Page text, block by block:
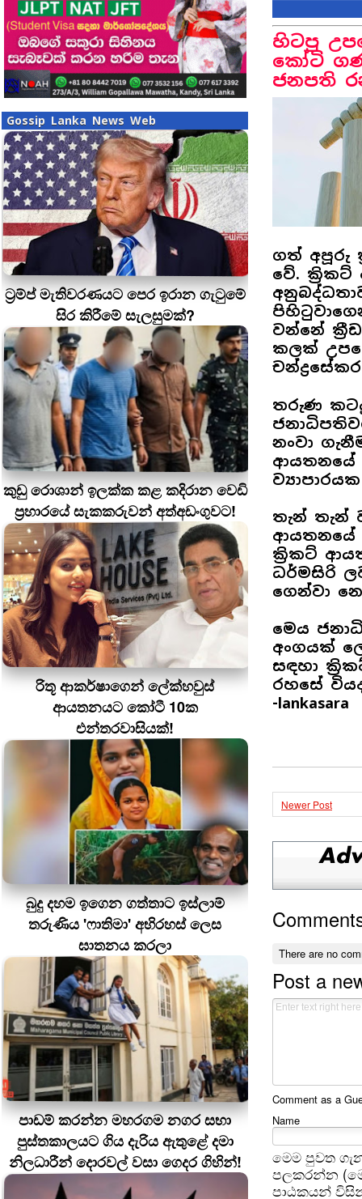
Gossip Lanka News Web
ට්‍රම්ප් මැතිවරණයට පෙර ඉරාන ගැටුමේ
සිර කිරීමේ සැලසුමක්?
කුඩු රොශාන් ඉලක්ක කළ කදිරාන වෙඩි
ප්‍රහාරයේ සැකකරුවන් අත්අඩංගුවට!
රිතූ ආකර්ෂාගෙන් ලේක්හවුස්
ආයතනයට කෝටී 10ක
එන්තරවාසියක්!
බුදු දහම ඉගෙන ගත්තාට ඉස්ලාම්
තරුණිය 'ෆාතිමා' අභිරහස් ලෙස
ඝාතනය කරලා
පාඩම් කරන්න මහරගම නගර සභා
පුස්තකාලයට ගිය දැරිය ඇතුළේ දමා
නිලධාරීන් දොරවල් වසා ගෙදර ගිහින්!
හිටපු
කෝටි
ජනපති
ගත් අපූරු
වේ.
වන්නේ
කලක්
තරුණ
නංවා
ආයතනයේ
තැන්
ආයතනයේ
ක්‍රිකට්
ධර්මසිරි
ගෙන්වා
මෙය
අංගයක්
සඳහා
රහසේ
-lankasara
Newer Post
There are no
Post a
Comment as a
Name
මෙම පුවත
පලකරන්න
පාඨකයන්